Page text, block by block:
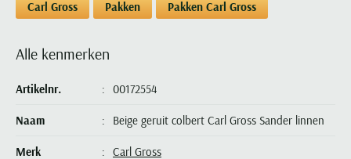
Wit overhemd heren
Groen overhemd heren
Grote maten poloshirts
Grote maten herenmode
Populaire kleuren
Witte polo heren
Vanguard
Populaire materialen
Merino wol trui
2e broek voor de helft
Meyer Chicago
Meyer Diego
UBR
Wellington of Billmore
Grote maten jassen
Grote maten winterjassen
Superdry
Tramarossa
Meyer
New Zealand
Carl Gross Pakken Pakken Carl Gross
Alle kenmerken
Artikelnr. 00172554
Naam Beige geruit colbert Carl Gross Sander linnen
Merk Carl Gross